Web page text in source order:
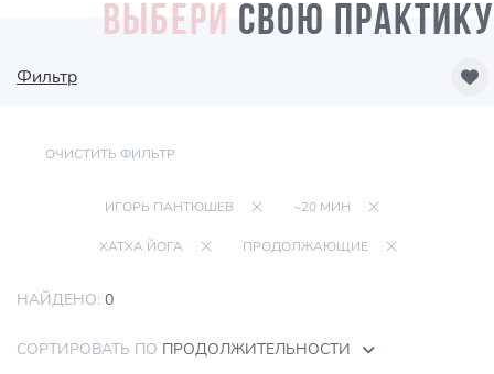
ВЫБЕРИ СВОЮ ПРАКТИКУ
Фильтр
ОЧИСТИТЬ ФИЛЬТР
ИГОРЬ ПАНТЮШЕВ ~20 МИН
ХАТХА ЙОГА ПРОДОЛЖАЮЩИЕ
НАЙДЕНО: 0
СОРТИРОВАТЬ ПО ПРОДОЛЖИТЕЛЬНОСТИ